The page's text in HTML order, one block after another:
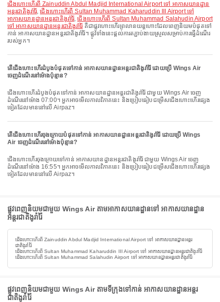
ជើងហោះហើរពី Zainuddin Abdul Madjid International Airport ទៅ អាកាសយានដ្ឋាន
អន្តរជាតិងូរ៉ារ៉ៃ,ជើងហោះហើរពី Sultan Muhammad Kaharuddin III Airport ទៅ
អាកាសយានដ្ឋានអន្តរជាតិងូរ៉ារ៉ៃ,ជើងហោះហើរពី Sultan Muhammad Salahudin Airport
ទៅ អាកាសយានដ្ឋានអន្តរជាតិងូរ៉ារ៉ៃ គឺជាផ្លូវហោះហើរព្រលានយន្តហោះដែលពេញនិយមបំផុតទៅ
កាន់ អាកាសយានដ្ឋានអន្តរជាតិងូរ៉ារ៉ៃ។ ផ្លូវទាំងនេះផ្តល់ការតភ្ជាប់ងាយស្រួលសម្រាប់ការធ្វើដំណើរ
របស់អ្នក។
តើជើងហោះហើរដំបូងបំផុតទៅកាន់ អាកាសយានដ្ឋានអន្តរជាតិងូរ៉ារ៉ៃ ដោយប្រើ Wings Air
ចេញដំណើរនៅម៉ោងប៉ុន្មាន?
ជើងហោះហើរដំបូងបំផុតទៅកាន់ អាកាសយានដ្ឋានអន្តរជាតិងូរ៉ារ៉ៃ ជាមួយ Wings Air ចេញ
ដំណើរនៅម៉ោង 07:00។ អ្នកអាចមើលកាលវិភាគនេះ និងប្រៀបធៀបជម្រើសជើងហោះហើរផ្សេង
ទៀតដែលមាននៅលើ Airpaz។
តើជើងហោះហើរចុងក្រោយបំផុតទៅកាន់ អាកាសយានដ្ឋានអន្តរជាតិងូរ៉ារ៉ៃ ដោយប្រើ Wings
Air ចេញដំណើរនៅម៉ោងប៉ុន្មាន?
ជើងហោះហើរចុងក្រោយទៅកាន់ អាកាសយានដ្ឋានអន្តរជាតិងូរ៉ារ៉ៃ ជាមួយ Wings Air ចេញ
ដំណើរនៅម៉ោង 16:55។ អ្នកអាចមើលកាលវិភាគនេះ និងប្រៀបធៀបជម្រើសជើងហោះហើរផ្សេង
ទៀតដែលមាននៅលើ Airpaz។
ផ្លូវពេញនិយមជាមួយ Wings Air តាមអាកាសយានដ្ឋានទៅ អាកាសយានដ្ឋាន
អន្តរជាតិងូរ៉ារ៉ៃ
ជើងហោះហើរពី Zainuddin Abdul Madjid International Airport ទៅ អាកាសយានដ្ឋានអន្តរ
ជាតិងូរ៉ារ៉ៃ
ជើងហោះហើរពី Sultan Muhammad Kaharuddin III Airport ទៅ អាកាសយានដ្ឋានអន្តរជាតិងូរ៉ារ៉ៃ
ជើងហោះហើរពី Sultan Muhammad Salahudin Airport ទៅ អាកាសយានដ្ឋានអន្តរជាតិងូរ៉ារ៉ៃ
ផ្លូវពេញនិយមជាមួយ Wings Air តាមទីក្រុងទៅកាន់ អាកាសយានដ្ឋានអន្តរ
ជាតិងូរ៉ារ៉ៃ